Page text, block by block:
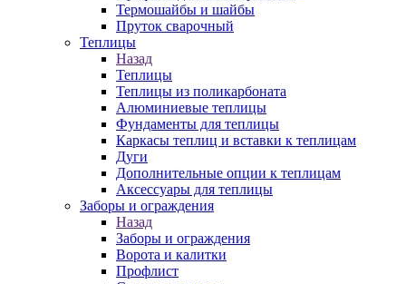
Термошайбы и шайбы
Пруток сварочный
Теплицы
Назад
Теплицы
Теплицы из поликарбоната
Алюминиевые теплицы
Фундаменты для теплицы
Каркасы теплиц и вставки к теплицам
Дуги
Дополнительные опции к теплицам
Аксессуары для теплицы
Заборы и ограждения
Назад
Заборы и ограждения
Ворота и калитки
Профлист